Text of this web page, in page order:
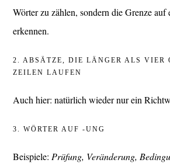
Wörter zu zählen, sondern die Grenze
erkennen.
2. ABSÄTZE, DIE LÄNGER ALS VIER
ZEILEN LAUFEN
Auch hier: natürlich wieder nur ein
3. WÖRTER AUF -UNG
Beispiele: Prüfung, Veränderung,